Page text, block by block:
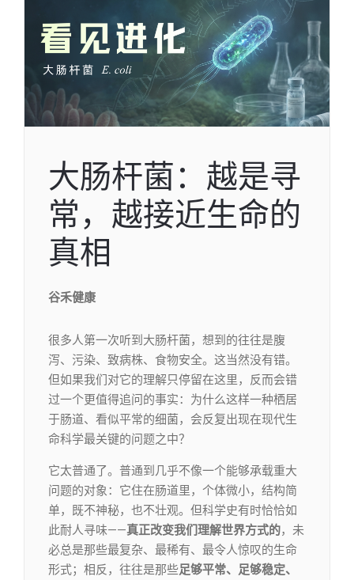
大肠杆菌：越是寻
常，越接近生命的
真相
谷禾健康
很多人第一次听到大肠杆菌，想到的往往是腹
泻、污染、致病株、食物安全。这当然没有错。
但如果我们对它的理解只停留在这里，反而会错
过一个更值得追问的事实：为什么这样一种栖居
于肠道、看似平常的细菌，会反复出现在现代生
命科学最关键的问题之中？
它太普通了。普通到几乎不像一个能够承载重大
问题的对象：它住在肠道里，个体微小，结构简
单，既不神秘，也不壮观。但科学史有时恰恰如
此耐人寻味——真正改变我们理解世界方式的，未
必总是那些最复杂、最稀有、最令人惊叹的生命
形式；相反，往往是那些足够平常、足够稳定、